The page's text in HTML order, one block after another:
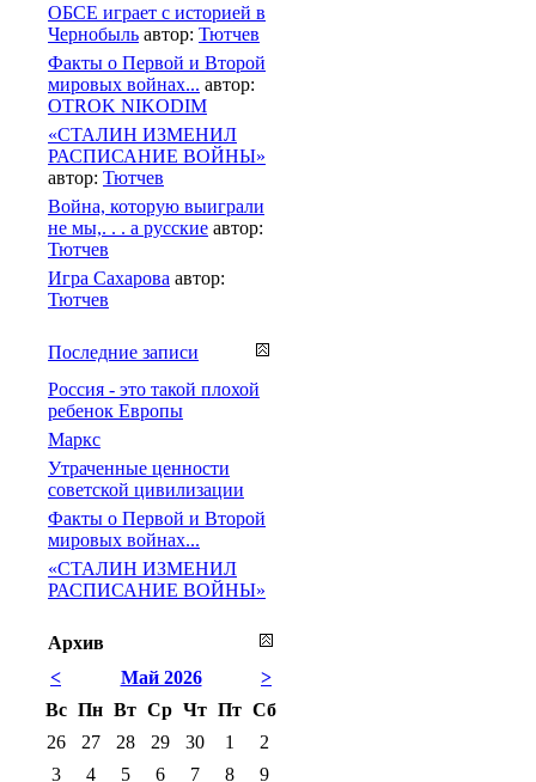
ОБСЕ играет с историей в
Чернобыль автор: Тютчев
Факты о Первой и Второй
мировых войнах... автор:
OTROK NIKODIM
«СТАЛИН ИЗМЕНИЛ
РАСПИСАНИЕ ВОЙНЫ»
автор: Тютчев
Война, которую выиграли
не мы,. . . а русские автор:
Тютчев
Игра Сахарова автор:
Тютчев
Последние записи
Россия - это такой плохой
ребенок Европы
Маркс
Утраченные ценности
советской цивилизации
Факты о Первой и Второй
мировых войнах...
«СТАЛИН ИЗМЕНИЛ
РАСПИСАНИЕ ВОЙНЫ»
Архив
<
>
Май 2026
Вс Пн Вт Ср Чт Пт Сб
26
27 28 29 30 1
2
3
4 5 6 7 8
9